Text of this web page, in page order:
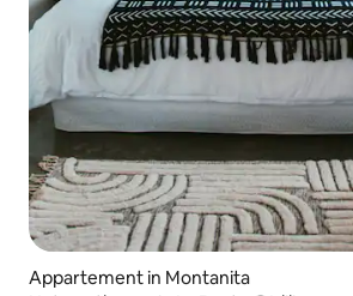
Appartement in Montanita